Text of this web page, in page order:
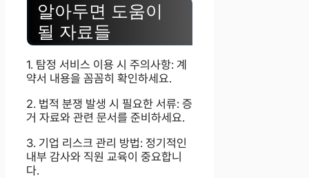
알아두면 도움이
될 자료들
1. 탐정 서비스 이용 시 주의사항: 계
약서 내용을 꼼꼼히 확인하세요.
2. 법적 분쟁 발생 시 필요한 서류: 증
거 자료와 관련 문서를 준비하세요.
3. 기업 리스크 관리 방법: 정기적인
내부 감사와 직원 교육이 중요합니
다.